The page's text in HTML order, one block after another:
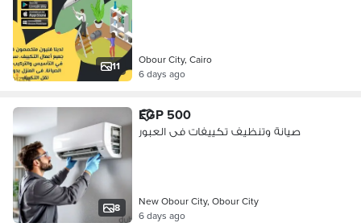
11
Obour City, Cairo
6 days ago
8
EGP 500
صيانة وتنظيف تكييفات فى العبور
New Obour City, Obour City
6 days ago